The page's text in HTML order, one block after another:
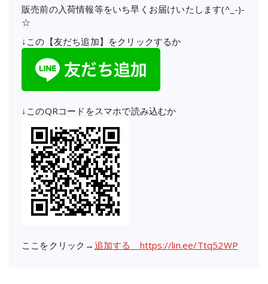
販売前の入荷情報等をいち早くお届けいたします(^_-)-
☆
↓この【友だち追加】をクリックするか
↓このQRコードをスマホで読み込むか
ここをクリック→ 追加する https://lin.ee/Ttq52WP